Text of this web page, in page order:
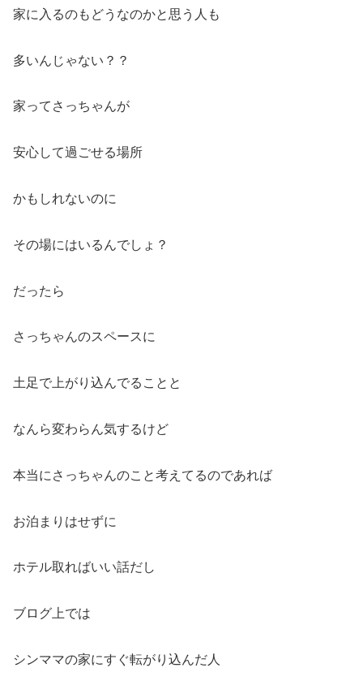
家に入るのもどうなのかと思う人も
多いんじゃない？？
家ってさっちゃんが
安心して過ごせる場所
かもしれないのに
その場にはいるんでしょ？
だったら
さっちゃんのスペースに
土足で上がり込んでることと
なんら変わらん気するけど
本当にさっちゃんのこと考えてるのであれば
お泊まりはせずに
ホテル取ればいい話だし
ブログ上では
シンママの家にすぐ転がり込んだ人